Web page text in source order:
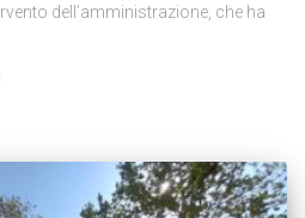
dell’amministrazione, che ha